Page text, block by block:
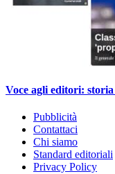
Voce agli editori:
Pubblicità
Contattaci
Chi siamo
Standard editoriali
Privacy Policy